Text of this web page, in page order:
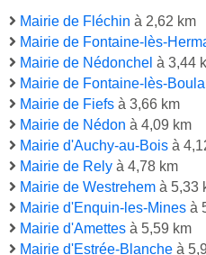
Mairie de Fléchin à 2,62 km
Mairie de Fontaine-lès-
Mairie de Nédonchel à 3,44
Mairie de Fontaine-lès-
Mairie de Fiefs à 3,66 km
Mairie de Nédon à 4,09 km
Mairie d'Auchy-au-Bois à
Mairie de Rely à 4,78 km
Mairie de Westrehem à 5,33
Mairie d'Enquin-les-Mines à
Mairie d'Amettes à 5,59 km
Mairie d'Estrée-Blanche à